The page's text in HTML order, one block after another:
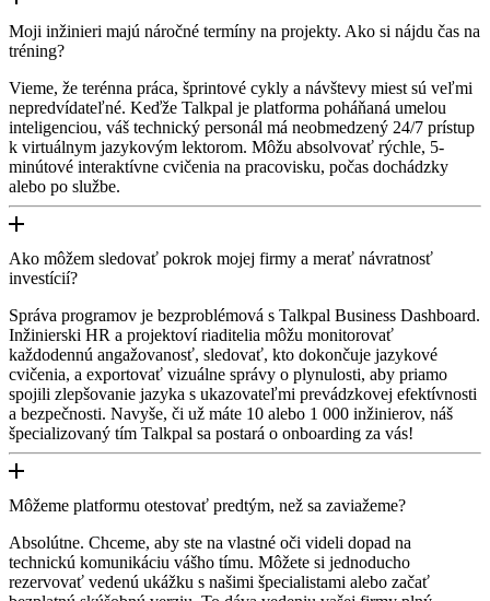
Moji inžinieri majú náročné termíny na projekty. Ako si nájdu čas na
tréning?
Vieme, že terénna práca, šprintové cykly a návštevy miest sú veľmi
nepredvídateľné. Keďže Talkpal je platforma poháňaná umelou
inteligenciou, váš technický personál má neobmedzený 24/7 prístup
k virtuálnym jazykovým lektorom. Môžu absolvovať rýchle, 5-
minútové interaktívne cvičenia na pracovisku, počas dochádzky
alebo po službe.
Ako môžem sledovať pokrok mojej firmy a merať návratnosť
investícií?
Správa programov je bezproblémová s Talkpal Business Dashboard.
Inžinierski HR a projektoví riaditelia môžu monitorovať
každodennú angažovanosť, sledovať, kto dokončuje jazykové
cvičenia, a exportovať vizuálne správy o plynulosti, aby priamo
spojili zlepšovanie jazyka s ukazovateľmi prevádzkovej efektívnosti
a bezpečnosti. Navyše, či už máte 10 alebo 1 000 inžinierov, náš
špecializovaný tím Talkpal sa postará o onboarding za vás!
Môžeme platformu otestovať predtým, než sa zaviažeme?
Absolútne. Chceme, aby ste na vlastné oči videli dopad na
technickú komunikáciu vášho tímu. Môžete si jednoducho
rezervovať vedenú ukážku s našimi špecialistami alebo začať